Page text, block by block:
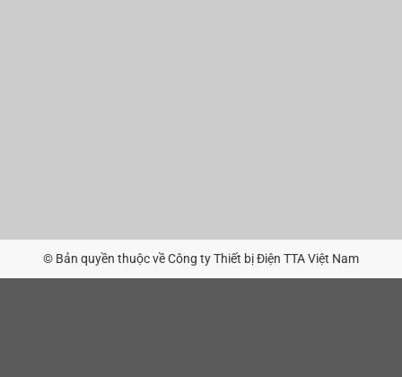
© Bản quyền thuộc về Công ty Thiết bị Điện TTA Việt Nam